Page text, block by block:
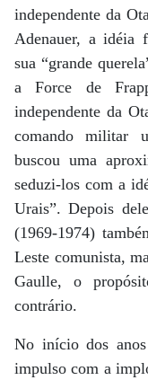
independente da
Adenauer, a idéia
sua “grande
a Force de
independente da
comando militar
buscou uma
seduzi-los com a
Urais”. Depois
(1969-1974)
Leste comunista,
Gaulle, o
contrário.
No início dos
impulso com a